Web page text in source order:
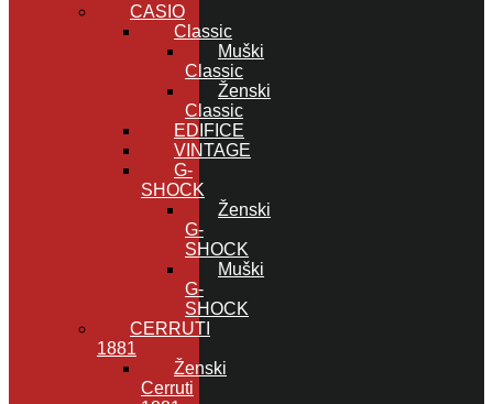
CASIO
Classic
Muški
Classic
Ženski
Classic
EDIFICE
VINTAGE
G-
SHOCK
Ženski
G-
SHOCK
Muški
G-
SHOCK
CERRUTI
1881
Ženski
Cerruti